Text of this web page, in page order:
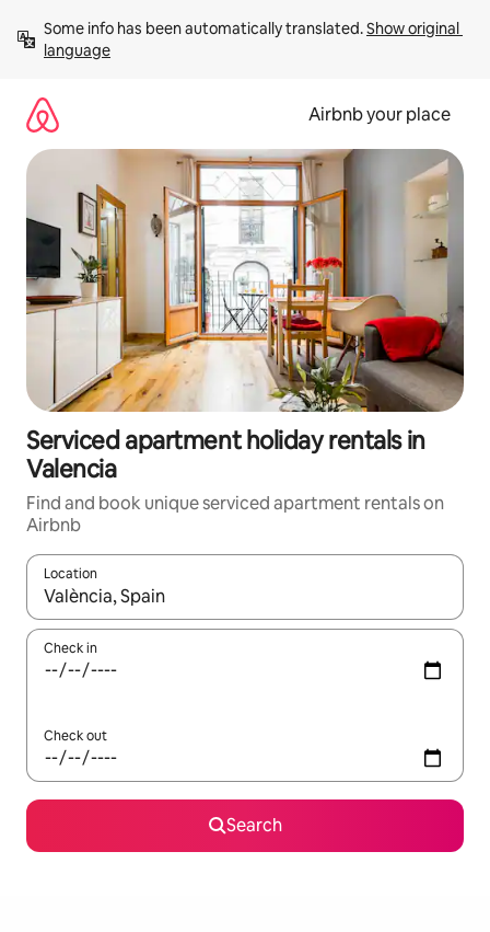
content
Some info has been automatically translated. Show original
language
Airbnb your place
Serviced apartment holiday rentals in
Valencia
Find and book unique serviced apartment rentals on
Airbnb
Location
When results are available, navigate with the up and down
Check in
Check out
Search